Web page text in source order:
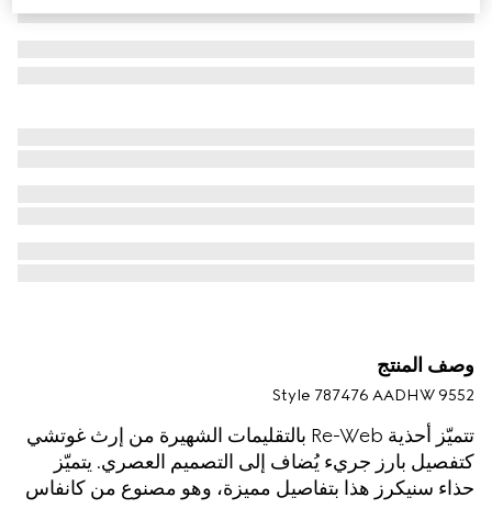
وصف المنتج
Style ‎787476 AADHW 9552
تتميّز أحذية Re-Web بالتقليمات الشهيرة من إرث غوتشي
كتفصيل بارز جريء يُضاف إلى التصميم العصري. يتميّز
حذاء سنيكرز هذا بتفاصيل مميزة، وهو مصنوع من كانفاس